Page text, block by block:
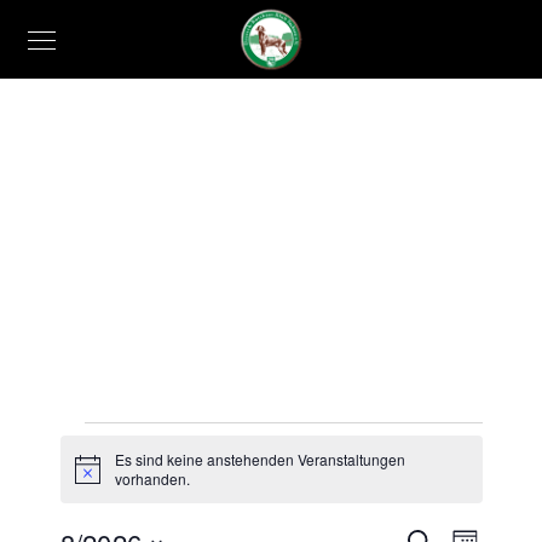
Veranstaltungen
Hinweis
Es sind keine anstehenden Veranstaltungen
vorhanden.